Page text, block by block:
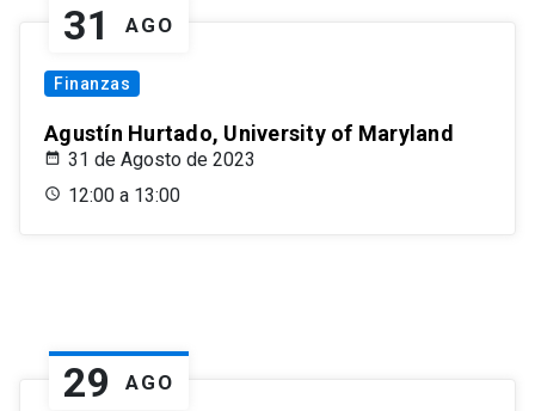
31 AGO
Finanzas
Agustín Hurtado, University of Maryland
31 de Agosto de 2023
12:00 a 13:00
29 AGO